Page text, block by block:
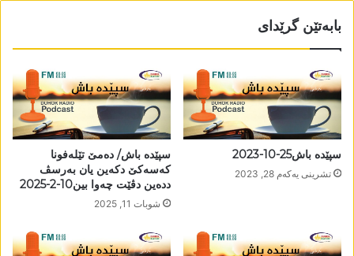
بابەتێن گرێدای
سپێدە باش25-10-2023
تشرینی یه‌كه‌م 28, 2023
سپێدە باش/ دەمێ تێلەفونا
کەسەکێ دکەین یان بەرسڤ
ددەین دڤێت چەوا بین10-2-2025
شوبات 11, 2025